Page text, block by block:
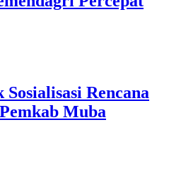
Rencana
Muba